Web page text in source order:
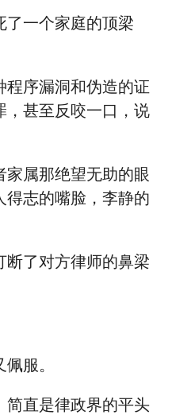
了一个家庭的顶梁
程序漏洞和伪造的证
，甚至反咬一口，说
家属那绝望无助的眼
得志的嘴脸，李静的
断了对方律师的鼻梁
服。
简直是律政界的平头